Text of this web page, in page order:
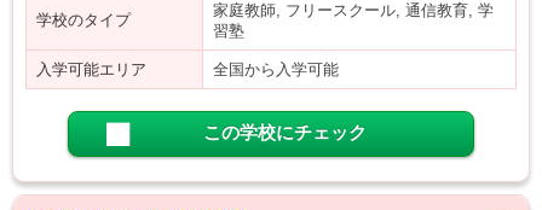
学校のタイプ
家庭教師, フリースクール, 通信教育, 学
習塾
入学可能エリア 全国から入学可能
この学校にチェック